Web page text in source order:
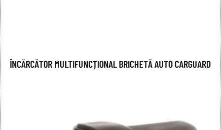
ÎNCĂRCĂTOR MULTIFUNCȚIONAL BRICHETĂ AUTO CARGUARD